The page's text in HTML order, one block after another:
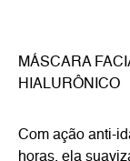
MÁSCARA
HIALURÔNICO
Com ação anti-
horas, ela